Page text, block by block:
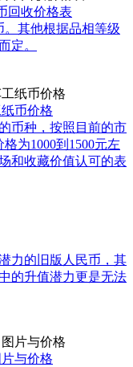
回收价格表
其他根据品相等级
定。
币价格
币种，按照目前的市
为1000到1500元左
和收藏价值认可的表
力的旧版人民币，其
的升值潜力更是无法
与价格